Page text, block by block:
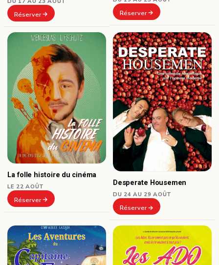
Réserver Réserver
La folle histoire du cinéma
LE 22 AOÛT
Réserver
Desperate Housemen
DU 24 AU 29 AOÛT
Réserver